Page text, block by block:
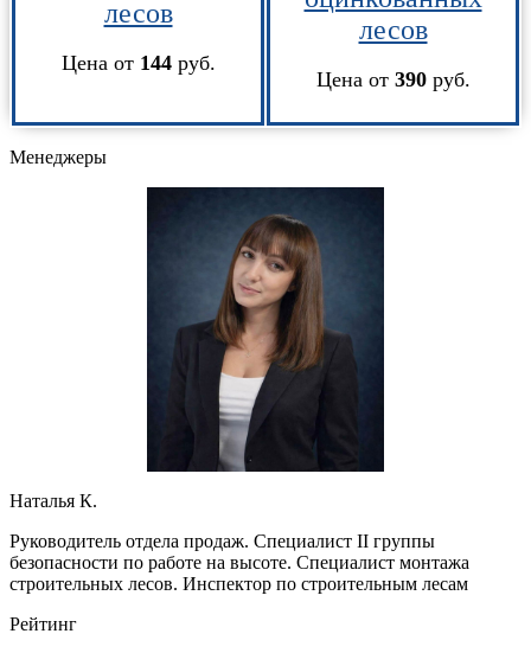
лесов
Цена от 144руб.
лесов
Цена от 390руб.
Менеджеры
Наталья К.
Руководитель отдела продаж. Специалист II группы
безопасности по работе на высоте. Специалист монтажа
строительных лесов. Инспектор по строительным лесам
Рейтинг